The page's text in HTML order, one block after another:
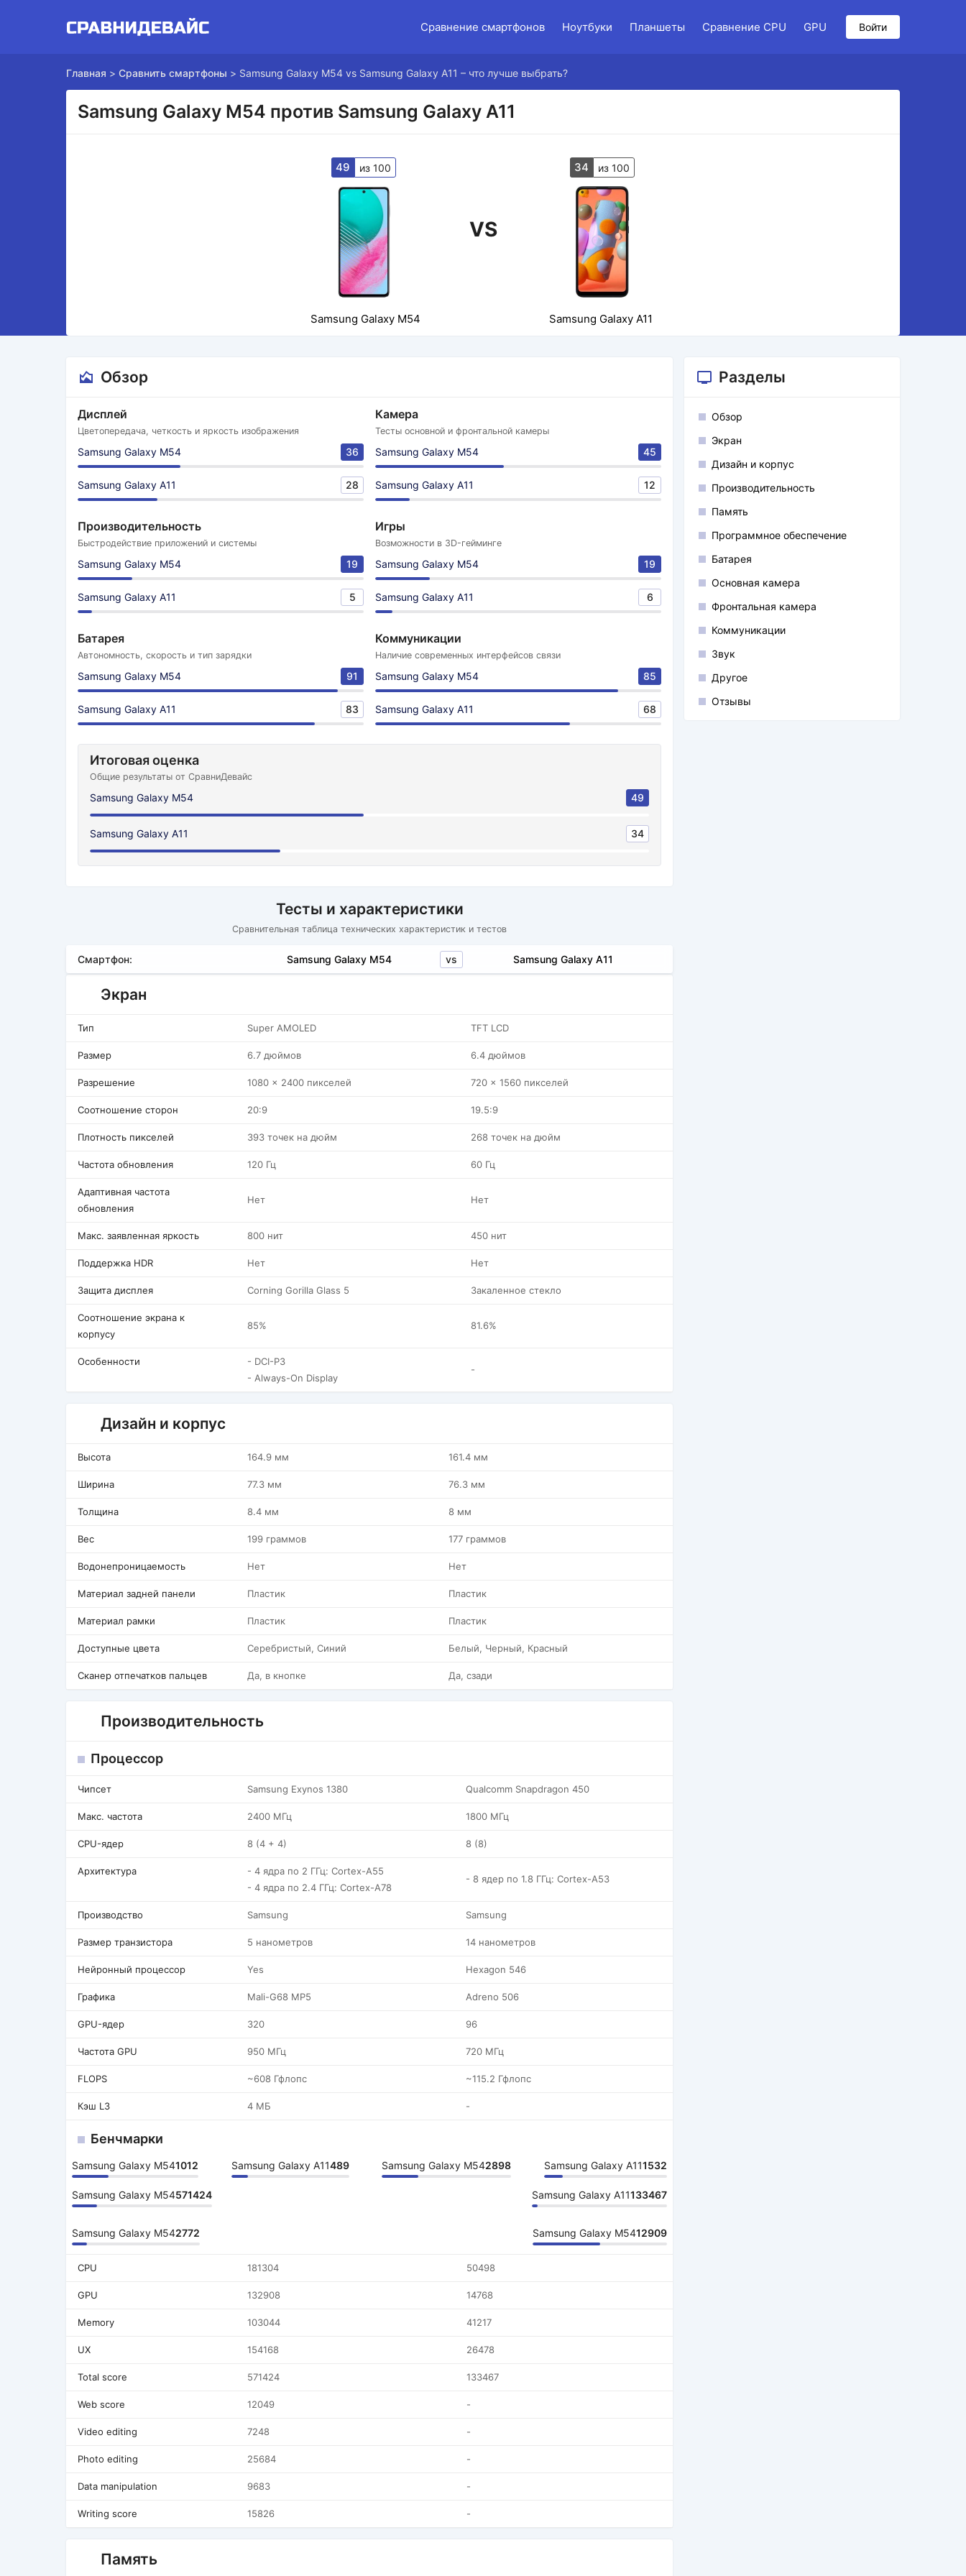
Сравнение смартфонов Ноутбуки Планшеты Сравнение CPU GPU Войти
Главная > Сравнить смартфоны > Samsung Galaxy M54 vs Samsung Galaxy A11 – что лучше выбрать?
Samsung Galaxy M54 против Samsung Galaxy A11
49 из 100
VS
34 из 100
Samsung Galaxy M54 Samsung Galaxy A11
Обзор
Дисплей
Цветопередача, четкость и яркость изображения
Samsung Galaxy M54 36
Samsung Galaxy A11 28
Камера
Тесты основной и фронтальной камеры
Samsung Galaxy M54 45
Samsung Galaxy A11 12
Производительность
Быстродействие приложений и системы
Samsung Galaxy M54 19
Samsung Galaxy A11 5
Игры
Возможности в 3D-гейминге
Samsung Galaxy M54 19
Samsung Galaxy A11 6
Батарея
Автономность, скорость и тип зарядки
Samsung Galaxy M54 91
Samsung Galaxy A11 83
Коммуникации
Наличие современных интерфейсов связи
Samsung Galaxy M54 85
Samsung Galaxy A11 68
Итоговая оценка
Общие результаты от СравниДевайс
Samsung Galaxy M54 49
Samsung Galaxy A11 34
Тесты и характеристики
Сравнительная таблица технических характеристик и тестов
Смартфон: Samsung Galaxy M54 vs Samsung Galaxy A11
Экран
Тип Super AMOLED TFT LCD
Размер 6.7 дюймов 6.4 дюймов
Разрешение 1080 x 2400 пикселей 720 x 1560 пикселей
Соотношение сторон 20:9 19.5:9
Плотность пикселей 393 точек на дюйм 268 точек на дюйм
Частота обновления 120 Гц 60 Гц
Адаптивная частота
обновления
Нет Нет
Макс. заявленная яркость 800 нит 450 нит
Поддержка HDR Нет Нет
Защита дисплея Corning Gorilla Glass 5 Закаленное стекло
Соотношение экрана к
корпусу
85% 81.6%
Особенности
- DCI-P3
- Always-On Display
-
Дизайн и корпус
Высота 164.9 мм 161.4 мм
Ширина 77.3 мм 76.3 мм
Толщина 8.4 мм 8 мм
Вес 199 граммов 177 граммов
Водонепроницаемость Нет Нет
Материал задней панели Пластик Пластик
Материал рамки Пластик Пластик
Доступные цвета Серебристый, Синий Белый, Черный, Красный
Сканер отпечатков пальцев Да, в кнопке Да, сзади
Производительность
Процессор
Чипсет Samsung Exynos 1380 Qualcomm Snapdragon 450
Макс. частота 2400 МГц 1800 МГц
CPU-ядер 8 (4 + 4) 8 (8)
Архитектура
- 4 ядра по 2 ГГц: Cortex-A55
- 4 ядра по 2.4 ГГц: Cortex-A78
- 8 ядер по 1.8 ГГц: Cortex-A53
Производство Samsung Samsung
Размер транзистора 5 нанометров 14 нанометров
Нейронный процессор Yes Hexagon 546
Графика Mali-G68 MP5 Adreno 506
GPU-ядер 320 96
Частота GPU 950 МГц 720 МГц
FLOPS ~608 Гфлопс ~115.2 Гфлопс
Кэш L3 4 МБ -
Бенчмарки
Samsung Galaxy M541012 Samsung Galaxy A11489 Samsung Galaxy M542898 Samsung Galaxy A111532
Samsung Galaxy M54571424 Samsung Galaxy A11133467
Samsung Galaxy M542772 Samsung Galaxy M5412909
CPU 181304 50498
GPU 132908 14768
Memory 103044 41217
UX 154168 26478
Total score 571424 133467
Web score 12049 -
Video editing 7248 -
Photo editing 25684 -
Data manipulation 9683 -
Writing score 15826 -
Память
Разделы
Обзор
Экран
Дизайн и корпус
Производительность
Память
Программное обеспечение
Батарея
Основная камера
Фронтальная камера
Коммуникации
Звук
Другое
Отзывы